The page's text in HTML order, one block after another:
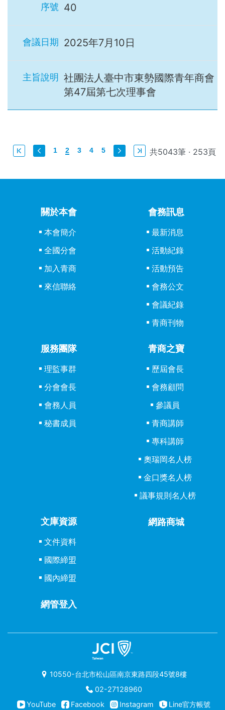
40
2025年7月10日
社團法人臺中市東勢國際青年商會
第47屆第七次理事會
1 2 3 4 5 共5043筆 · 253頁
關於本會
本會簡介
全國分會
加入青商
來信聯絡
會務訊息
最新消息
活動紀錄
活動預告
會務公文
會議紀錄
青商刊物
服務團隊
理監事群
分會會長
會務人員
秘書成員
青商之寶
歷屆會長
會務顧問
參議員
青商講師
專科講師
奧瑞岡名人榜
金口獎名人榜
議事規則名人榜
文庫資源
文件資料
國際締盟
國內締盟
網路商城
網管登入
10550-台北市松山區南京東路四段45號8樓
02-27128960
YouTube
Facebook Instagram Line官方帳號